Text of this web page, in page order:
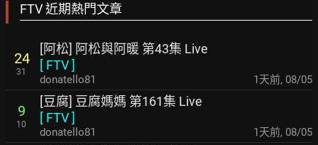
FTV 近期熱門文章
24
31
[阿松] 阿松與阿暖 第43集 Live
[ FTV]
donatello81 1天前, 08/05
9
10
[豆腐] 豆腐媽媽 第161集 Live
[ FTV]
donatello81 1天前, 08/05